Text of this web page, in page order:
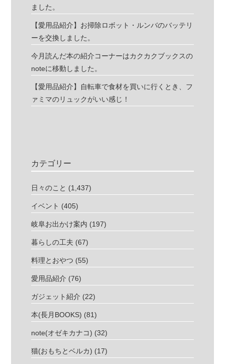
ました。
【愛用品紹介】お掃除ロボット・ルンバのバッテリ
ーを交換しました。
今月読んだ本の紹介コーナーはカクカクブックスの
noteに移動しました。
【愛用品紹介】自転車で食材を買いに行くとき、フ
ァミマのリュックがいい感じ！
カテゴリー
日々のこと (1,437)
イベント (405)
岐阜お出かけ案内 (197)
暮らしの工夫 (67)
料理とおやつ (55)
愛用品紹介 (76)
ガジェット紹介 (22)
本(長月BOOKS) (81)
note(オゼキカナコ) (32)
猫(おもちとベルカ) (17)